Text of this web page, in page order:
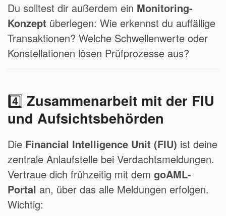
Du solltest dir außerdem ein Monitoring-
Konzept überlegen: Wie erkennst du auffällige
Transaktionen? Welche Schwellenwerte oder
Konstellationen lösen Prüfprozesse aus?
4️⃣ Zusammenarbeit mit der FIU
und Aufsichtsbehörden
Die Financial Intelligence Unit (FIU) ist deine
zentrale Anlaufstelle bei Verdachtsmeldungen.
Vertraue dich frühzeitig mit dem goAML-
Portal an, über das alle Meldungen erfolgen.
Wichtig: